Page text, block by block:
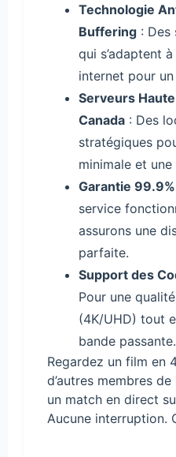
Technologie
Buffering : Des
qui s’adaptent
internet pour
Serveurs
Canada : Des
stratégiques
minimale et
Garantie
service
assurons une
parfaite.
Support des
Pour une
(4K/UHD) tout
bande passante.
Regardez un film en
d’autres membres
un match en direct
Aucune interruption.